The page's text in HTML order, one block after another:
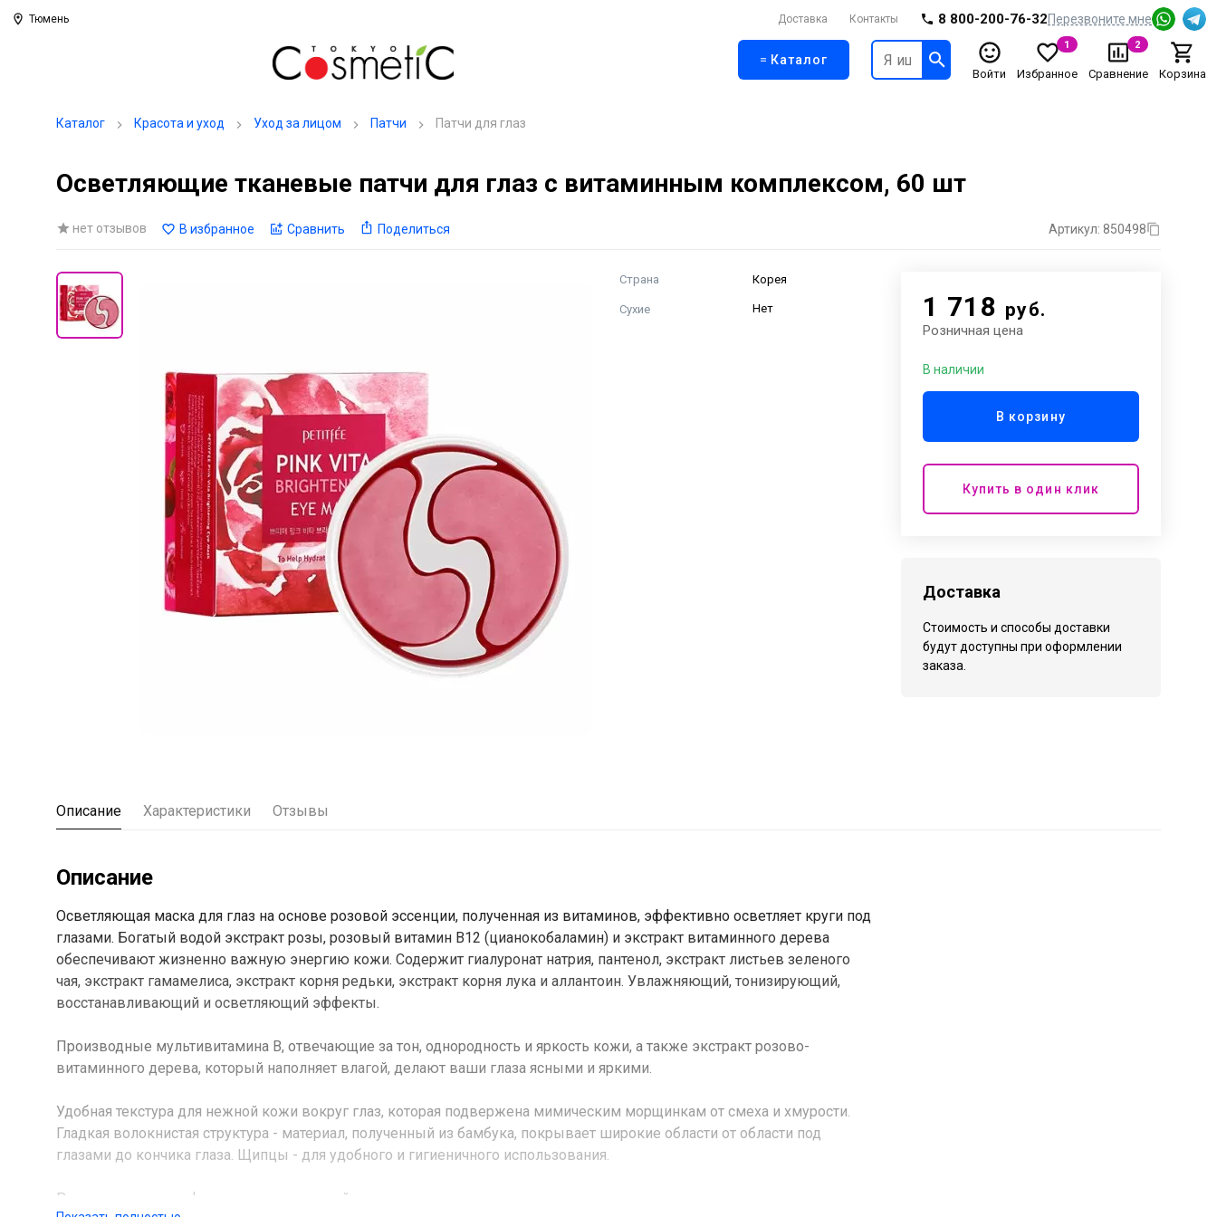
Тюмень Доставка Контакты 8 800-200-76-32Перезвоните мне
Каталог
Войти Избранное
1
Сравнение
2
Корзина
Каталог Красота и уход Уход за лицом Патчи Патчи для глаз
Осветляющие тканевые патчи для глаз с витаминным комплексом, 60 шт
нет отзывов В избранное Сравнить Поделиться Артикул: 850498
Страна Корея
Сухие Нет 1 718 руб.
Розничная цена
В наличии
В корзину
Купить в один клик
Доставка
Стоимость и способы доставки
будут доступны при оформлении
заказа.
Описание Характеристики Отзывы
Описание
Осветляющая маска для глаз на основе розовой эссенции, полученная из витаминов, эффективно осветляет круги под
глазами. Богатый водой экстракт розы, розовый витамин В12 (цианокобаламин) и экстракт витаминного дерева
обеспечивают жизненно важную энергию кожи. Содержит гиалуронат натрия, пантенол, экстракт листьев зеленого
чая, экстракт гамамелиса, экстракт корня редьки, экстракт корня лука и аллантоин. Увлажняющий, тонизирующий,
восстанавливающий и осветляющий эффекты.
Производные мультивитамина В, отвечающие за тон, однородность и яркость кожи, а также экстракт розово-
витаминного дерева, который наполняет влагой, делают ваши глаза ясными и яркими.
Удобная текстура для нежной кожи вокруг глаз, которая подвержена мимическим морщинкам от смеха и хмурости.
Гладкая волокнистая структура - материал, полученный из бамбука, покрывает широкие области от области под
глазами до кончика глаза. Щипцы - для удобного и гигиеничного использования.
Розовая веганская формула эссенции: действующие ингредиенты - экстракт свеклы, экстракт корня редьки, экстракт